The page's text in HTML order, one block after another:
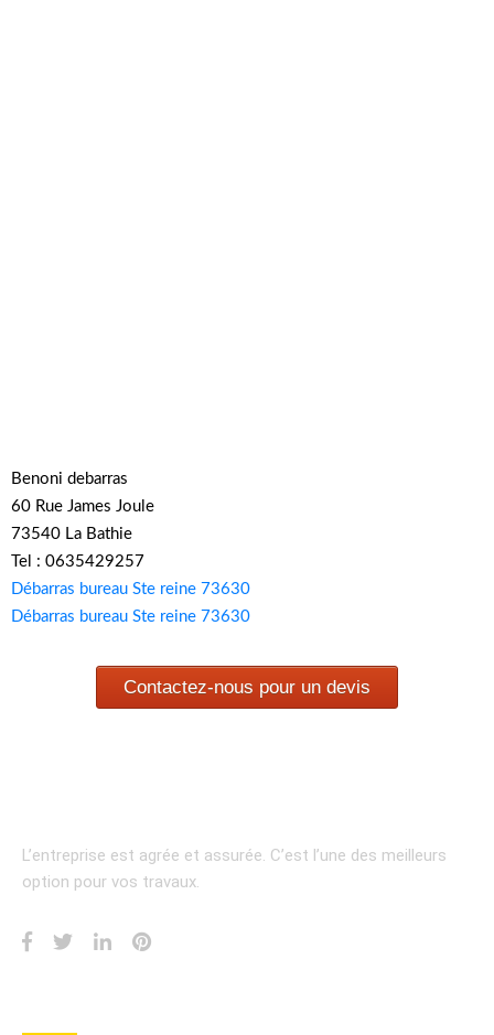
Benoni debarras
60 Rue James Joule
73540 La Bathie
Tel : 0635429257
Débarras bureau Ste reine 73630
Débarras bureau Ste reine 73630
Contactez-nous pour un devis
L’entreprise est agrée et assurée. C’est l’une des meilleurs
option pour vos travaux.